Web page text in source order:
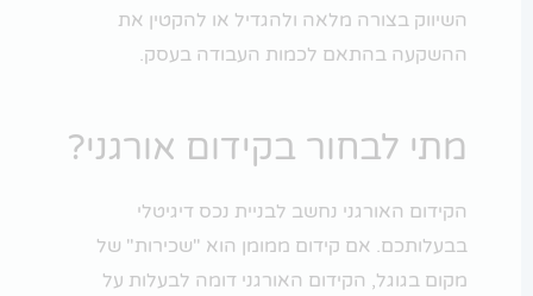
השיווק בצורה מלאה ולהגדיל או להקטין את
ההשקעה בהתאם לכמות העבודה בעסק.
מתי לבחור בקידום אורגני?
הקידום האורגני נחשב לבניית נכס דיגיטלי
בבעלותכם. אם קידום ממומן הוא "שכירות" של
מקום בגוגל, הקידום האורגני דומה לבעלות על